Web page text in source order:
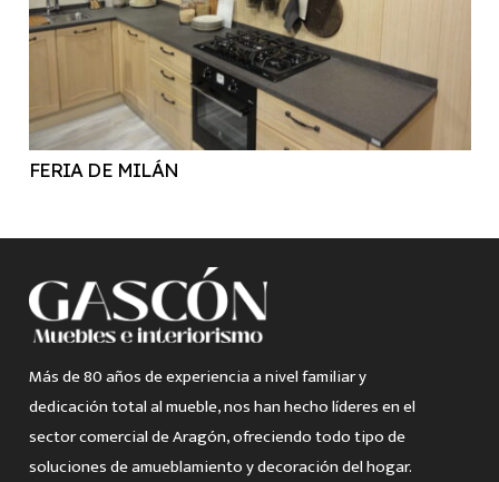
FERIA DE MILÁN
Más de 80 años de experiencia a nivel familiar y
dedicación total al mueble, nos han hecho líderes en el
sector comercial de Aragón, ofreciendo todo tipo de
soluciones de amueblamiento y decoración del hogar.